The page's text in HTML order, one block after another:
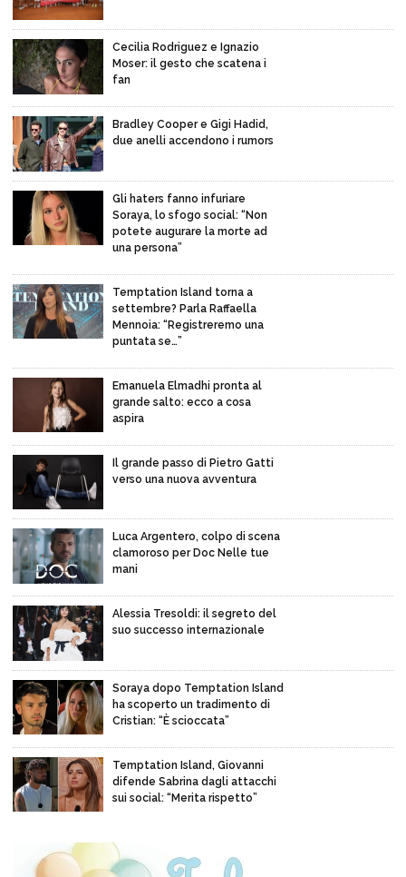
Cecilia Rodriguez e Ignazio
Moser: il gesto che scatena i
fan
Bradley Cooper e Gigi Hadid,
due anelli accendono i rumors
Gli haters fanno infuriare
Soraya, lo sfogo social: “Non
potete augurare la morte ad
una persona”
Temptation Island torna a
settembre? Parla Raffaella
Mennoia: “Registreremo una
puntata se…”
Emanuela Elmadhi pronta al
grande salto: ecco a cosa
aspira
Il grande passo di Pietro Gatti
verso una nuova avventura
Luca Argentero, colpo di scena
clamoroso per Doc Nelle tue
mani
Alessia Tresoldi: il segreto del
suo successo internazionale
Soraya dopo Temptation Island
ha scoperto un tradimento di
Cristian: “È scioccata”
Temptation Island, Giovanni
difende Sabrina dagli attacchi
sui social: “Merita rispetto”